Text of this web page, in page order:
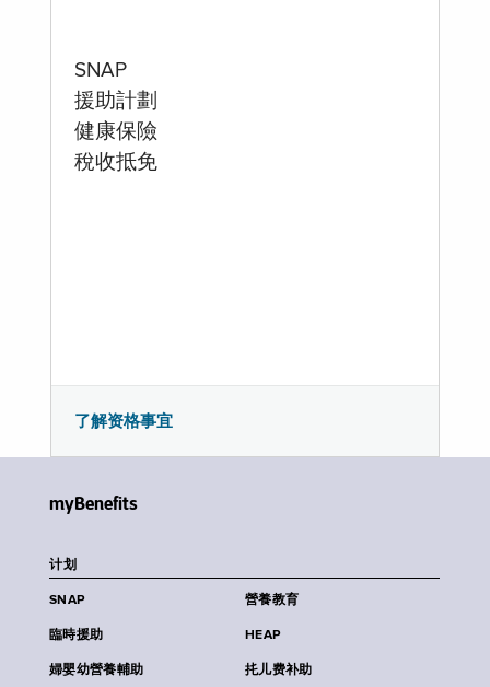
SNAP
援助計劃
健康保險
稅收抵免
了解资格事宜
myBenefits
计划
SNAP 營養教育
臨時援助 HEAP
婦嬰幼營養輔助 扥儿费补助